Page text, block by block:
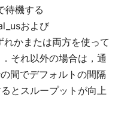
待機する
および
かまたは両方を使って
それ以外の場合は，通
間でデフォルトの間隔
とスループットが向上